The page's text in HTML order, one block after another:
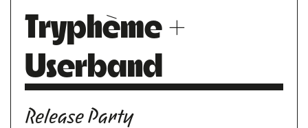
Tryphème +
Userband
Release Party